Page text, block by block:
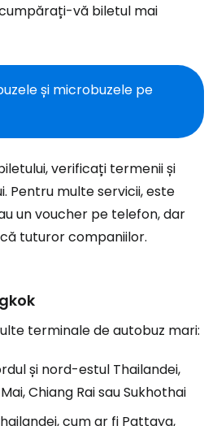
vă biletul mai
și microbuzele pe
verificați termenii și
Pentru multe servicii, este
un voucher pe telefon, dar
tuturor companiilor.
terminale de autobuz mari:
și nord-estul Thailandei,
Chiang Rai sau Sukhothai
cum ar fi Pattaya,